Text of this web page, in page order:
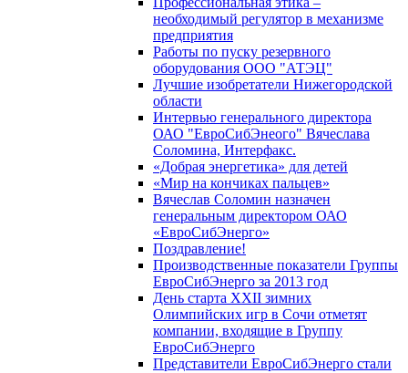
необходимый регулятор в механизме
предприятия
Работы по пуску резервного
оборудования ООО "АТЭЦ"
Лучшие изобретатели Нижегородской
области
Интервью генерального директора
ОАО "ЕвроСибЭнеого" Вячеслава
Соломина, Интерфакс.
«Добрая энергетика» для детей
«Мир на кончиках пальцев»
Вячеслав Соломин назначен
генеральным директором ОАО
«ЕвроСибЭнерго»
Поздравление!
Производственные показатели Группы
ЕвроСибЭнерго за 2013 год
День старта XXII зимних
Олимпийских игр в Сочи отметят
компании, входящие в Группу
ЕвроСибЭнерго
Представители ЕвроСибЭнерго стали